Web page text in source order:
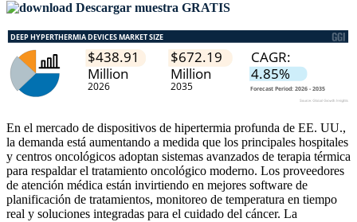
Descargar muestra GRATIS
En el mercado de dispositivos de hipertermia profunda de EE. UU.,
la demanda está aumentando a medida que los principales hospitales
y centros oncológicos adoptan sistemas avanzados de terapia térmica
para respaldar el tratamiento oncológico moderno. Los proveedores
de atención médica están invirtiendo en mejores software de
planificación de tratamientos, monitoreo de temperatura en tiempo
real y soluciones integradas para el cuidado del cáncer. La